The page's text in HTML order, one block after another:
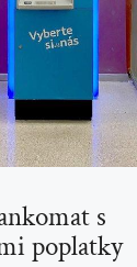
s
poplatky